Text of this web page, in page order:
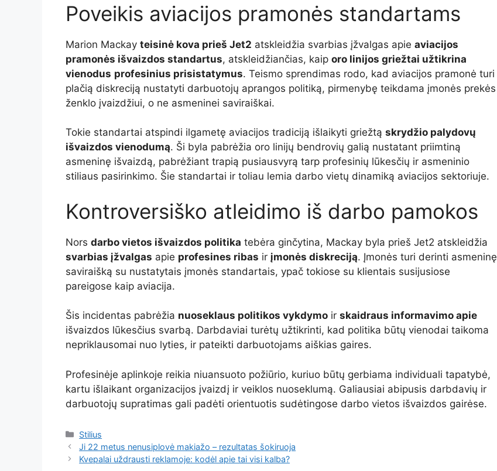
Poveikis aviacijos pramonės standartams
Marion Mackay teisinė kova prieš Jet2 atskleidžia svarbias įžvalgas apie aviacijos
pramonės išvaizdos standartus, atskleidžiančias, kaip oro linijos griežtai užtikrina
vienodus profesinius prisistatymus. Teismo sprendimas rodo, kad aviacijos pramonė turi
plačią diskreciją nustatyti darbuotojų aprangos politiką, pirmenybę teikdama įmonės prekės
ženklo įvaizdžiui, o ne asmeninei saviraiškai.
Tokie standartai atspindi ilgametę aviacijos tradiciją išlaikyti griežtą skrydžio palydovų
išvaizdos vienodumą. Ši byla pabrėžia oro linijų bendrovių galią nustatant priimtiną
asmeninę išvaizdą, pabrėžiant trapią pusiausvyrą tarp profesinių lūkesčių ir asmeninio
stiliaus pasirinkimo. Šie standartai ir toliau lemia darbo vietų dinamiką aviacijos sektoriuje.
Kontroversiško atleidimo iš darbo pamokos
Nors darbo vietos išvaizdos politika tebėra ginčytina, Mackay byla prieš Jet2 atskleidžia
svarbias įžvalgas apie profesines ribas ir įmonės diskreciją. Įmonės turi derinti asmeninę
saviraišką su nustatytais įmonės standartais, ypač tokiose su klientais susijusiose
pareigose kaip aviacija.
Šis incidentas pabrėžia nuoseklaus politikos vykdymo ir skaidraus informavimo apie
išvaizdos lūkesčius svarbą. Darbdaviai turėtų užtikrinti, kad politika būtų vienodai taikoma
nepriklausomai nuo lyties, ir pateikti darbuotojams aiškias gaires.
Profesinėje aplinkoje reikia niuansuoto požiūrio, kuriuo būtų gerbiama individuali tapatybė,
kartu išlaikant organizacijos įvaizdį ir veiklos nuoseklumą. Galiausiai abipusis darbdavių ir
darbuotojų supratimas gali padėti orientuotis sudėtingose darbo vietos išvaizdos gairėse.
Kategorijos
Stilius
Ji 22 metus nenusiplovė makiažo – rezultatas šokiruoja
Kvepalai uždrausti reklamoje: kodėl apie tai visi kalba?